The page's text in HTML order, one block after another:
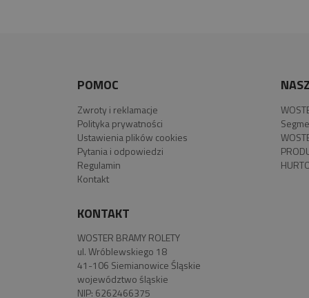
POMOC
Zwroty i reklamacje
Polityka prywatności
Ustawienia plików cookies
Pytania i odpowiedzi
Regulamin
Kontakt
KONTAKT
WOSTER BRAMY ROLETY
ul. Wróblewskiego 18
41-106 Siemianowice Śląskie
województwo śląskie
NIP: 6262466375